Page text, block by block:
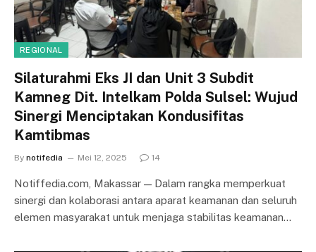
REGIONAL
Silaturahmi Eks JI dan Unit 3 Subdit
Kamneg Dit. Intelkam Polda Sulsel: Wujud
Sinergi Menciptakan Kondusifitas
Kamtibmas
By notifedia Mei 12, 2025 14
Notiffedia.com, Makassar — Dalam rangka memperkuat
sinergi dan kolaborasi antara aparat keamanan dan seluruh
elemen masyarakat untuk menjaga stabilitas keamanan…